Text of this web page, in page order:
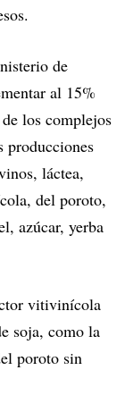
de
al 15%
los complejos
producciones
láctea,
del poroto,
azúcar, yerba
vitivinícola
soja, como la
poroto sin